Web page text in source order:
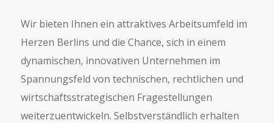
Wir bieten Ihnen ein attraktives Arbeitsumfeld im
Herzen Berlins und die Chance, sich in einem
dynamischen, innovativen Unternehmen im
Spannungsfeld von technischen, rechtlichen und
wirtschaftsstrategischen Fragestellungen
weiterzuentwickeln. Selbstverständlich erhalten